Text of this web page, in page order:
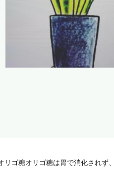
リゴ糖オリゴ糖は胃で消化されず